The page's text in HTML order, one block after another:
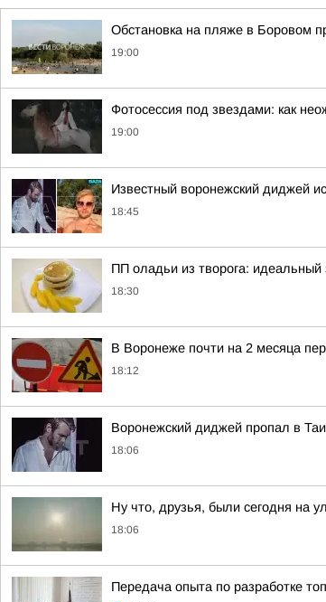
Обстановка на пляже в Боровом
19:00
Фотосессия под звездами: как
19:00
Известный воронежский диджей
18:45
ПП оладьи из творога: идеальный
18:30
В Воронеже почти на 2 месяца
18:12
Воронежский диджей пропал в
18:06
Ну что, друзья, были сегодня на
18:06
Передача опыта по разработке